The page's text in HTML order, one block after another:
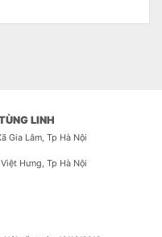
LINH
Gia Lâm, Tp Hà Nội
Hưng, Tp Hà Nội